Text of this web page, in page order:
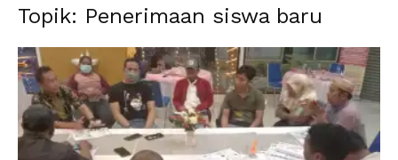
Topik: Penerimaan siswa baru